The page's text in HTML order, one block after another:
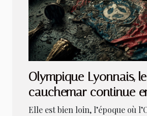
Olympique Lyonnais, le
cauchemar continue
Elle est bien loin, l’époque où